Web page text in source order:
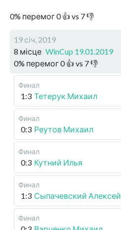
0% перемог0👍 vs 7👎
19 січ, 2019
8 місце WinCup 19.01.2019
0% перемог0👍 vs 7👎
Финал
1:3 Тетерук Михаил
Финал
0:3 Реутов Михаил
Финал
0:3 Кутний Илья
Финал
1:3 Сыпачевский Алексей
Финал